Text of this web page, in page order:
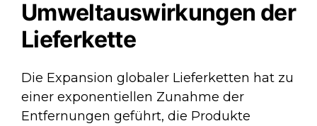
Umweltauswirkungen der
Lieferkette
Die Expansion globaler Lieferketten hat zu
einer exponentiellen Zunahme der
Entfernungen geführt, die Produkte